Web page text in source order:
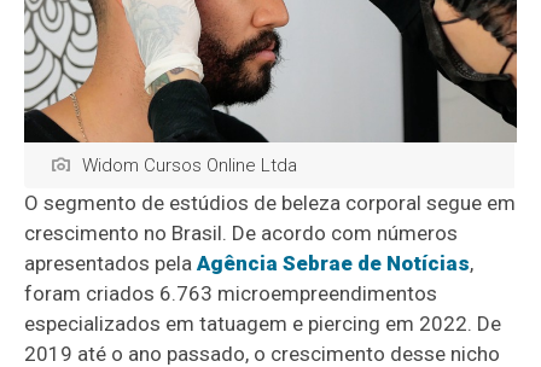
Widom Cursos Online Ltda
O segmento de estúdios de beleza corporal segue em
crescimento no Brasil. De acordo com números
apresentados pelaAgência Sebrae de Notícias,
foram criados 6.763 microempreendimentos
especializados em tatuagem e piercing em 2022. De
2019 até o ano passado, o crescimento desse nicho